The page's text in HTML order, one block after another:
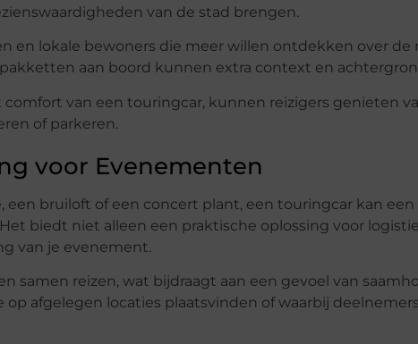
van de stad brengen.
en lokale bewoners die meer willen ontdekken over
aan boord kunnen extra context en
van een touringcar, kunnen reizigers genieten
of parkeren.
voor Evenementen
een bruiloft of een concert plant, een touringcar kan
biedt niet alleen een praktische oplossing voor
van je evenement.
samen reizen, wat bijdraagt aan een gevoel van
afgelegen locaties plaatsvinden of waarbij